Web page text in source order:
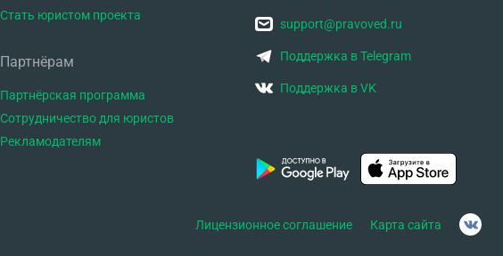
Стать юристом проекта
Партнёрам
Партнёрская программа
Сотрудничество для юристов
Рекламодателям
support@pravoved.ru
Поддержка в Telegram
Поддержка в VK
Лицензионное соглашение Карта сайта